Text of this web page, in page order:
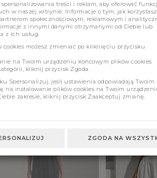
treści i reklam, aby oferować
w naszej witrynie. Informacje o tym, jak
społecznościowym, reklamowym i
z innymi danymi otrzymanymi od Ciebie lub
z ich usług.
cookies możesz zmieniać po kliknięciu przycisku
na Twoim urządzeniu końcowym plików cookies
kliknij przycisk Zgoda.
Spersonalizuj, jeśli ustawienia odpowiadają Twoim
na instalowanie plików cookies na Twoim
zakresie, kliknij przycisk Zaakceptuj zmianę.
ZGODA NA